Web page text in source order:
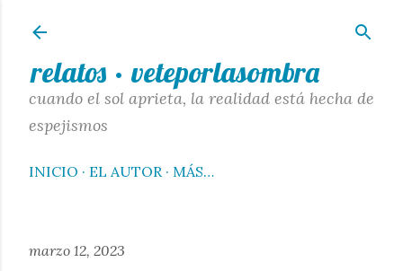
relatos · veteporlasombra
cuando el sol aprieta, la realidad está hecha de
espejismos
INICIO EL AUTOR MÁS…
marzo 12, 2023